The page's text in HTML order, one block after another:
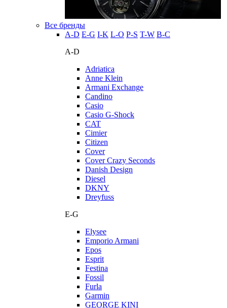
Все бренды
A-D E-G I-K L-O P-S T-W В-С
A-D
Adriatica
Anne Klein
Armani Exchange
Candino
Casio
Casio G-Shock
CAT
Cimier
Citizen
Cover
Cover Crazy Seconds
Danish Design
Diesel
DKNY
Dreyfuss
E-G
Elysee
Emporio Armani
Epos
Esprit
Festina
Fossil
Furla
Garmin
GEORGE KINI